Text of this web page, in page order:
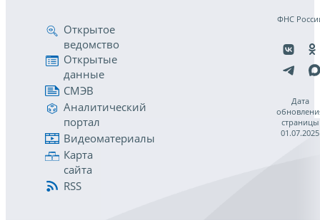
Открытое
ведомство
Открытые
данные
СМЭВ
Аналитический
портал
Видеоматериалы
Карта
сайта
RSS
ФНС
Дата
страницы
01.07.2025